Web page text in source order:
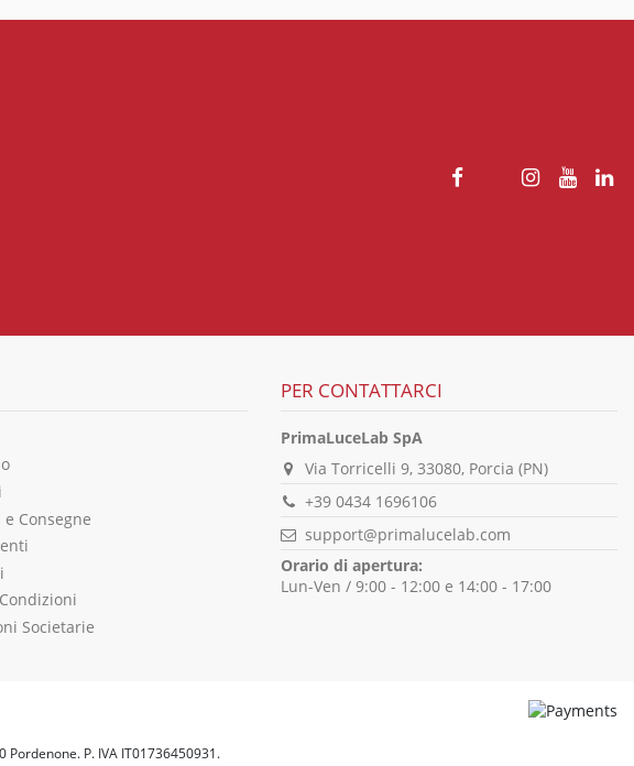
Consegne
Societarie
PER CONTATTARCI
PrimaLuceLab SpA
Via Torricelli 9, 33080, Porcia (PN)
+39 0434 1696106
support@primalucelab.com
Orario di apertura:
Lun-Ven / 9:00 - 12:00 e 14:00 - 17:00
P. IVA IT01736450931.